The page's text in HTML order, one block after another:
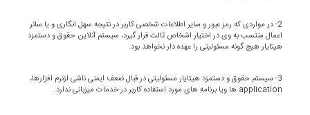
2- در مواردی که رمز عبور و سایر اطلاعات شخصی کاربر در نتیجه سهل انگاری و یا سائر
اعمال منتسب به وی در اختیار اشخاص ثالث قرار گیرد، سیستم آنلاین حقوق و دستمزد
هیتایار هیچ گونه مسئولیتی را عهده دار نخواهد بود.
3- سیستم حقوق و دستمزد هیتایار مسئولیتی در قبال ضعف ایمنی ناشی ازنرم افزارها،
application ها ویا برنامه های مورد استفاده کاربر در خدمات میزبانی ندارد.